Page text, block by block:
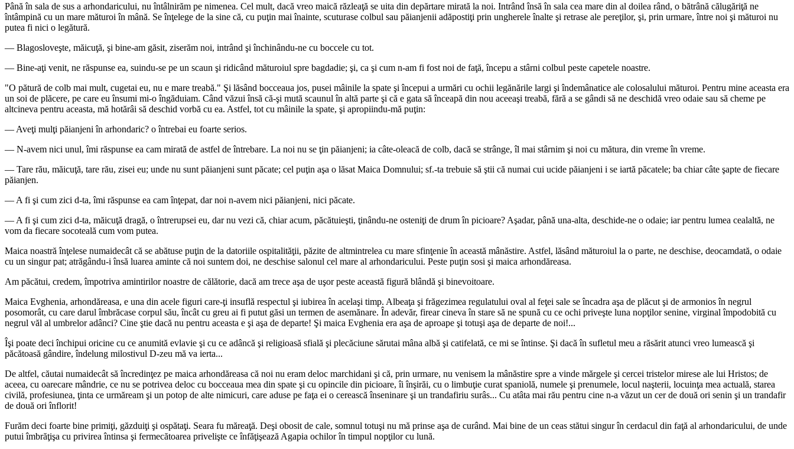
Până în sala de sus a arhondaricului, nu întâlnirăm pe nimenea. Cel mult, dacă vreo maică răzleaţă se uita din depărtare mirată la noi. Intrând însă în sala cea mare din al doilea rând, o bătrână călugăriţă ne
întâmpină cu un mare măturoi în mână. Se înţelege de la sine că, cu puţin mai înainte, scuturase colbul sau păianjenii adăpostiţi prin ungherele înalte şi retrase ale pereţilor, şi, prin urmare, între noi şi măturoi nu
putea fi nici o legătură.
— Blagosloveşte, măicuţă, şi bine-am găsit, ziserăm noi, intrând şi închinându-ne cu boccele cu tot.
— Bine-aţi venit, ne răspunse ea, suindu-se pe un scaun şi ridicând măturoiul spre bagdadie; şi, ca şi cum n-am fi fost noi de faţă, începu a stârni colbul peste capetele noastre.
"O pătură de colb mai mult, cugetai eu, nu e mare treabă." Şi lăsând bocceaua jos, pusei mâinile la spate şi începui a urmări cu ochii legănările largi şi îndemânatice ale colosalului măturoi. Pentru mine aceasta era
un soi de plăcere, pe care eu însumi mi-o îngăduiam. Când văzui însă că-şi mută scaunul în altă parte şi că e gata să înceapă din nou aceeaşi treabă, fără a se gândi să ne deschidă vreo odaie sau să cheme pe
altcineva pentru aceasta, mă hotărâi să deschid vorbă cu ea. Astfel, tot cu mâinile la spate, şi apropiindu-mă puţin:
— Aveţi mulţi păianjeni în arhondaric? o întrebai eu foarte serios.
— N-avem nici unul, îmi răspunse ea cam mirată de astfel de întrebare. La noi nu se ţin păianjeni; ia câte-oleacă de colb, dacă se strânge, îl mai stârnim şi noi cu mătura, din vreme în vreme.
— Tare rău, măicuţă, tare rău, zisei eu; unde nu sunt păianjeni sunt păcate; cel puţin aşa o lăsat Maica Domnului; sf.-ta trebuie să ştii că numai cui ucide păianjeni i se iartă păcatele; ba chiar câte şapte de fiecare
păianjen.
— A fi şi cum zici d-ta, îmi răspunse ea cam înţepat, dar noi n-avem nici păianjeni, nici păcate.
— A fi şi cum zici d-ta, măicuţă dragă, o întrerupsei eu, dar nu vezi că, chiar acum, păcătuieşti, ţinându-ne osteniţi de drum în picioare? Aşadar, până una-alta, deschide-ne o odaie; iar pentru lumea cealaltă, ne
vom da fiecare socoteală cum vom putea.
Maica noastră înţelese numaidecât că se abătuse puţin de la datoriile ospitalităţii, păzite de altmintrelea cu mare sfinţenie în această mânăstire. Astfel, lăsând măturoiul la o parte, ne deschise, deocamdată, o odaie
cu un singur pat; atrăgându-i însă luarea aminte că noi suntem doi, ne deschise salonul cel mare al arhondaricului. Peste puţin sosi şi maica arhondăreasa.
Am păcătui, credem, împotriva amintirilor noastre de călătorie, dacă am trece aşa de uşor peste această figură blândă şi binevoitoare.
Maica Evghenia, arhondăreasa, e una din acele figuri care-ţi insuflă respectul şi iubirea în acelaşi timp. Albeaţa şi frăgezimea regulatului oval al feţei sale se încadra aşa de plăcut şi de armonios în negrul
posomorât, cu care darul îmbrăcase corpul său, încât cu greu ai fi putut găsi un termen de asemănare. În adevăr, firear cineva în stare să ne spună cu ce ochi priveşte luna nopţilor senine, virginal împodobită cu
negrul văl al umbrelor adânci? Cine ştie dacă nu pentru aceasta e şi aşa de departe! Şi maica Evghenia era aşa de aproape şi totuşi aşa de departe de noi!...
Îşi poate deci închipui oricine cu ce anumită evlavie şi cu ce adâncă şi religioasă sfială şi plecăciune sărutai mâna albă şi catifelată, ce mi se întinse. Şi dacă în sufletul meu a răsărit atunci vreo lumească şi
păcătoasă gândire, îndelung milostivul D-zeu mă va ierta...
De altfel, căutai numaidecât să încredinţez pe maica arhondăreasa că noi nu eram deloc marchidani şi că, prin urmare, nu venisem la mânăstire spre a vinde mărgele şi cercei tristelor mirese ale lui Hristos; de
aceea, cu oarecare mândrie, ce nu se potrivea deloc cu bocceaua mea din spate şi cu opincile din picioare, îi înşirăi, cu o limbuţie curat spaniolă, numele şi prenumele, locul naşterii, locuinţa mea actuală, starea
civilă, profesiunea, ţinta ce urmăream şi un potop de alte nimicuri, care aduse pe faţa ei o cerească înseninare şi un trandafiriu surâs... Cu atâta mai rău pentru cine n-a văzut un cer de două ori senin şi un trandafir
de două ori înflorit!
Furăm deci foarte bine primiţi, găzduiţi şi ospătaţi. Seara fu măreaţă. Deşi obosit de cale, somnul totuşi nu mă prinse aşa de curând. Mai bine de un ceas stătui singur în cerdacul din faţă al arhondaricului, de unde
putui îmbrăţişa cu privirea întinsa şi fermecătoarea privelişte ce înfăţişează Agapia ochilor în timpul nopţilor cu lună.